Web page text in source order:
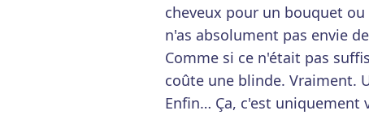
cheveux pour un bouquet ou
n'as absolument pas envie
Comme si ce n'était pas
coûte une blinde. Vraiment.
Enfin… Ça, c'est uniquement